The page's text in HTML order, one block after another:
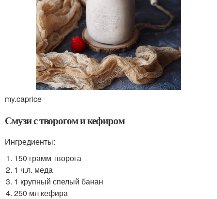
my.caprice
Смузи с творогом и кефиром
Ингредиенты:
150 грамм творога
1 ч.л. меда
1 крупный спелый банан
250 мл кефира